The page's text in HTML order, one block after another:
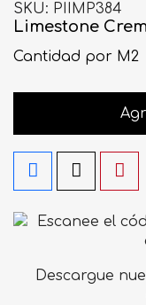
SKU PIIMP384
Limestone
Cantidad por M2
Descargue